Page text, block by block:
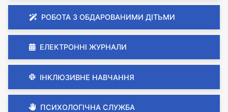
РОБОТА З ОБДАРОВАНИМИ ДІТЬМИ
ЕЛЕКТРОННІ ЖУРНАЛИ
ІНКЛЮЗИВНЕ НАВЧАННЯ
ПСИХОЛОГІЧНА СЛУЖБА